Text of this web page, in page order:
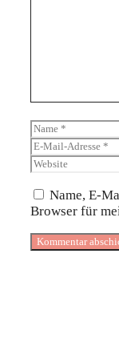
Name
Name, E-
Browser für